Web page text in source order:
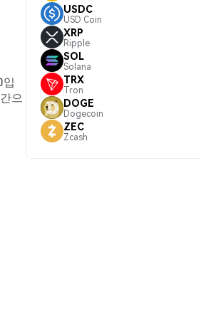
으
USDC
USD Coin
XRP
Ripple
SOL
Solana
TRX
Tron
DOGE
Dogecoin
ZEC
Zcash